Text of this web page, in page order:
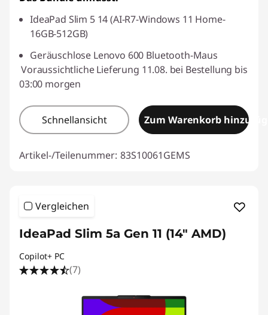
IdeaPad Slim 5 14 (AI-R7-Windows 11 Home-
16GB-512GB)
Geräuschlose Lenovo 600 Bluetooth-Maus
Voraussichtliche Lieferung 11.08. bei Bestellung bis
03:00 morgen
Schnellansicht Zum Warenkorb
Artikel-/Teilenummer: 83S10061GEMS
Vergleichen
IdeaPad Slim 5a Gen 11 (14" AMD)
Copilot+ PC
(7)